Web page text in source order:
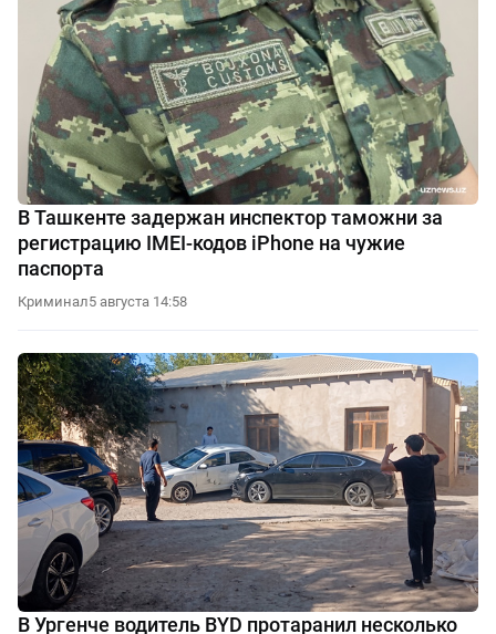
В Ташкенте задержан инспектор таможни за
регистрацию IMEI-кодов iPhone на чужие
паспорта
Криминал5 августа 14:58
В Ургенче водитель BYD протаранил несколько